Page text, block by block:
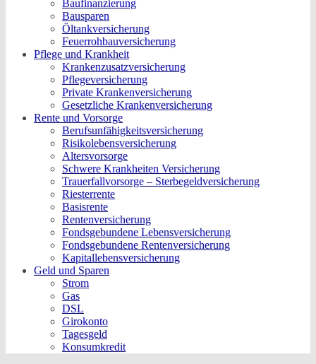
Baufinanzierung
Bausparen
Öltankversicherung
Feuerrohbauversicherung
Pflege und Krankheit
Krankenzusatzversicherung
Pflegeversicherung
Private Krankenversicherung
Gesetzliche Krankenversicherung
Rente und Vorsorge
Berufs­unfähigkeitsversicherung
Risikolebensversicherung
Altersvorsorge
Schwere Krankheiten Versicherung
Trauerfallvorsorge – Sterbegeldversicherung
Riesterrente
Basisrente
Rentenversicherung
Fondsgebundene Lebensversicherung
Fondsgebundene Rentenversicherung
Kapitallebensversicherung
Geld und Sparen
Strom
Gas
DSL
Girokonto
Tagesgeld
Konsumkredit